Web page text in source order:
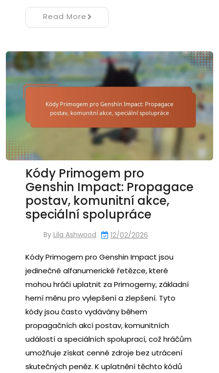
Read More
Kódy Primogem pro
Genshin Impact: Propagace
postav, komunitní akce,
speciální spolupráce
By Lila Ashwood 12/02/2026
Kódy Primogem pro Genshin Impact jsou
jedinečné alfanumerické řetězce, které
mohou hráči uplatnit za Primogemy, základní
herní měnu pro vylepšení a zlepšení. Tyto
kódy jsou často vydávány během
propagačních akcí postav, komunitních
událostí a speciálních spoluprací, což hráčům
umožňuje získat cenné zdroje bez utrácení
skutečných peněz. K uplatnění těchto kódů